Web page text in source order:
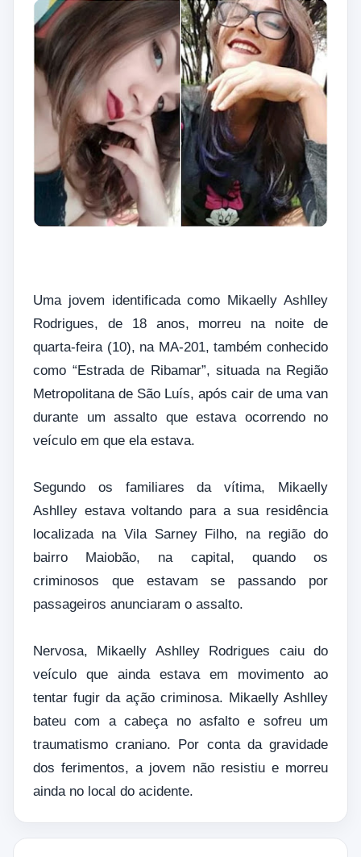
Uma jovem identificada como Mikaelly Ashlley
Rodrigues, de 18 anos, morreu na noite de
quarta-feira (10), na MA-201, também conhecido
como “Estrada de Ribamar”, situada na Região
Metropolitana de São Luís, após cair de uma van
durante um assalto que estava ocorrendo no
veículo em que ela estava.
Segundo os familiares da vítima, Mikaelly
Ashlley estava voltando para a sua residência
localizada na Vila Sarney Filho, na região do
bairro Maiobão, na capital, quando os
criminosos que estavam se passando por
passageiros anunciaram o assalto.
Nervosa, Mikaelly Ashlley Rodrigues caiu do
veículo que ainda estava em movimento ao
tentar fugir da ação criminosa. Mikaelly Ashlley
bateu com a cabeça no asfalto e sofreu um
traumatismo craniano. Por conta da gravidade
dos ferimentos, a jovem não resistiu e morreu
ainda no local do acidente.